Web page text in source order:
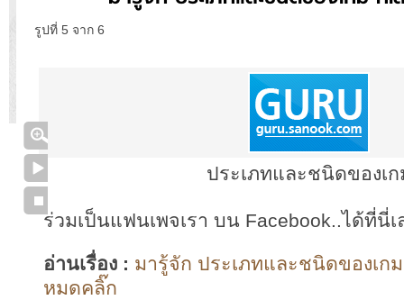
รูปที่ 5 จาก 6
ประเภทและชนิดของเ
ร่วมเป็นแฟนเพจเรา บน Facebook..ได้ที่นี่เ
อ่านเรื่อง : มารู้จัก ประเภทและชนิดของเก
หมดคลิ๊ก